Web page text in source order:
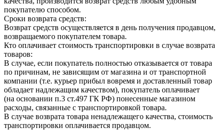
покупателю способом.
Сроки возврата средств:
Возврат средств осуществляется в день получения продавцом,
возвращаемого покупателем товара.
Кто оплачивает стоимость транспортировки в случае возврата
товаров:
В случае, если покупатель полностью отказывается от товара
по причинам, не зависящим от магазина и от транспортной
компании (т.е. курьер прибыл вовремя и доставленный товар
обладает надлежащим качеством), покупатель оплачивает
(на основании п.3 ст.497 ГК РФ) понесенные магазином
расходы, связанные с транспортировкой товара.
В случае возврата товара ненадлежащего качества, стоимость
транспортировки оплачивается продавцом.